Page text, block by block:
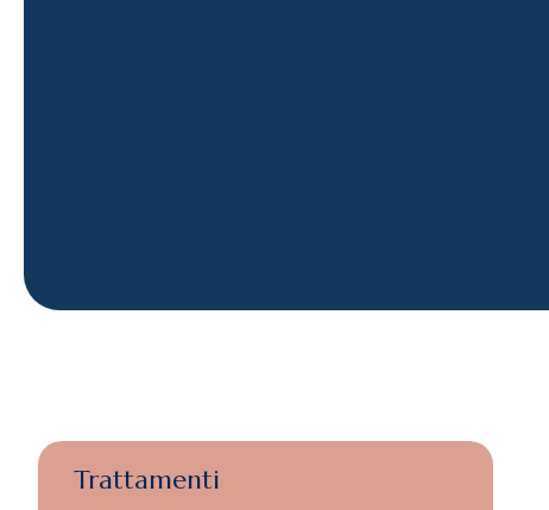
Trattamenti